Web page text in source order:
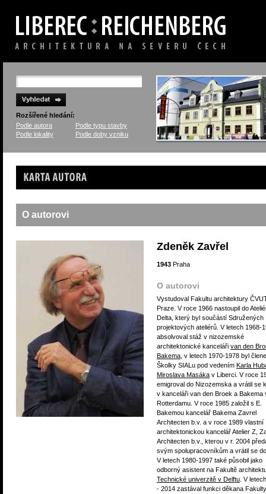
Rozšířené hledání:
Podle autora
Podle typu stavby
Podle lokality
Podle doby vzniku
Karta autora
O autorovi
Zdeněk Zavřel
1943 Praha
O autorovi
Vystudoval Fakultu architektury
Praze. V roce 1966 nastoupil do
Delta, který byl součástí Sdružených
projektových ateliérů. V letech 1968-
absolvoval stáž v nizozemské
architektonické kanceláři van den
Bakema , v letech 1970-1978 byl
Školky SIALu pod vedením Karla
Miroslava Masáka v Liberci. V roce
emigroval do Nizozemska a vrátil se
v kanceláři van den Broek a Bakema
Rotterdamu. V roce 1985 založil s E.
Bakemou kancelář Bakema Zavrel
Architecten b.v. a v roce 1989 vlastní
architektonickou kancelář Atelier Z,
Architecten b.v., kterou v r. 2004
svým spolupracovníkům a vrátil se
V letech 1980-1997 také působil jako
odborný asistent na Fakultě
Technické univerzitě v Delftu . V
- 2014 zastával funkci děkana Fakulty